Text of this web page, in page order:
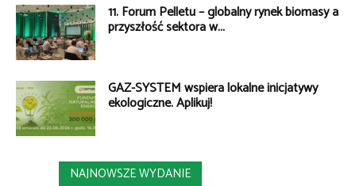
11. Forum Pelletu – globalny rynek biomasy a
przyszłość sektora w...
GAZ-SYSTEM wspiera lokalne inicjatywy
ekologiczne. Aplikuj!
NAJNOWSZE WYDANIE